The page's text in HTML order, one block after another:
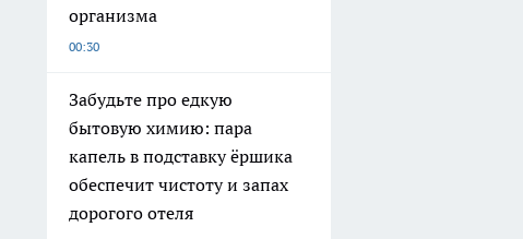
организма
00:30
Забудьте про едкую
бытовую химию: пара
капель в подставку ёршика
обеспечит чистоту и запах
дорогого отеля